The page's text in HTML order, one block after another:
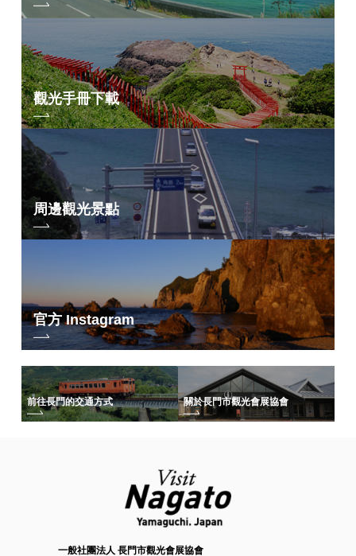
觀光手冊下載
周邊觀光景點
官方 Instagram
前往長門的交通方式 關於長門市觀光會展協會
一般社團法人 長門市觀光會展協會